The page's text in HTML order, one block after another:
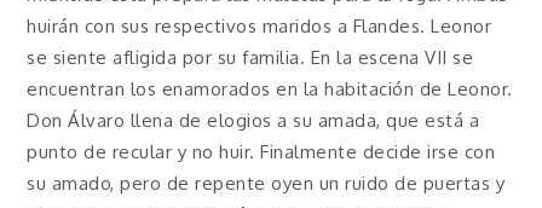
huirán con sus respectivos maridos a Flandes. Leonor
se siente afligida por su familia. En la escena VII se
encuentran los enamorados en la habitación de Leonor.
Don Álvaro llena de elogios a su amada, que está a
punto de recular y no huir. Finalmente decide irse con
su amado, pero de repente oyen un ruido de puertas y